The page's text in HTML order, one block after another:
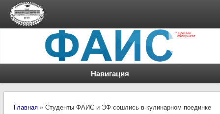
Навигация
Вы здесь
Главная» Студенты ФАИС и ЭФ сошлись в кулинарном поединке